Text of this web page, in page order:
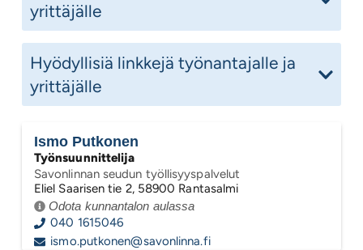
yrittäjälle
Hyödyllisiä linkkejä työnantajalle ja
yrittäjälle
Ismo Putkonen
Työnsuunnittelija
Savonlinnan seudun työllisyyspalvelut
Eliel Saarisen tie 2, 58900 Rantasalmi
Odota kunnantalon aulassa
040 1615046
ismo.putkonen@savonlinna.fi